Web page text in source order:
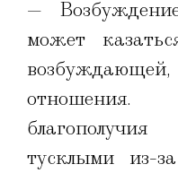
—
может
возбуждающей,
отношения.
тусклыми из-